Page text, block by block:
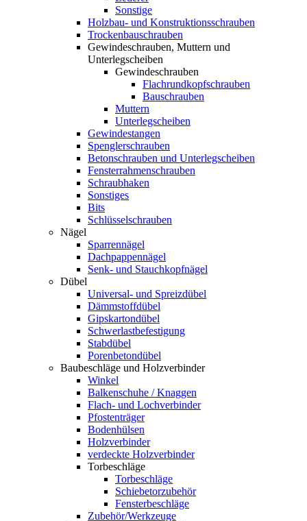
Sonstige
Holzbau- und Konstruktionsschrauben
Trockenbauschrauben
Gewindeschrauben, Muttern und
Unterlegscheiben
Gewindeschrauben
Flachrundkopfschrauben
Bauschrauben
Muttern
Unterlegscheiben
Gewindestangen
Spenglerschrauben
Betonschrauben und Unterlegscheiben
Fensterrahmenschrauben
Schraubhaken
Sonstiges
Bits
Schlüsselschrauben
Nägel
Sparrennägel
Dachpappennägel
Senk- und Stauchkopfnägel
Dübel
Universal- und Spreizdübel
Dämmstoffdübel
Gipskartondübel
Schwerlastbefestigung
Stabdübel
Porenbetondübel
Baubeschläge und Holzverbinder
Winkel
Balkenschuhe / Knaggen
Flach- und Lochverbinder
Pfostenträger
Bodenhülsen
Holzverbinder
verdeckte Holzverbinder
Torbeschläge
Torbeschläge
Schiebetorzubehör
Fensterbeschläge
Zubehör/Werkzeuge